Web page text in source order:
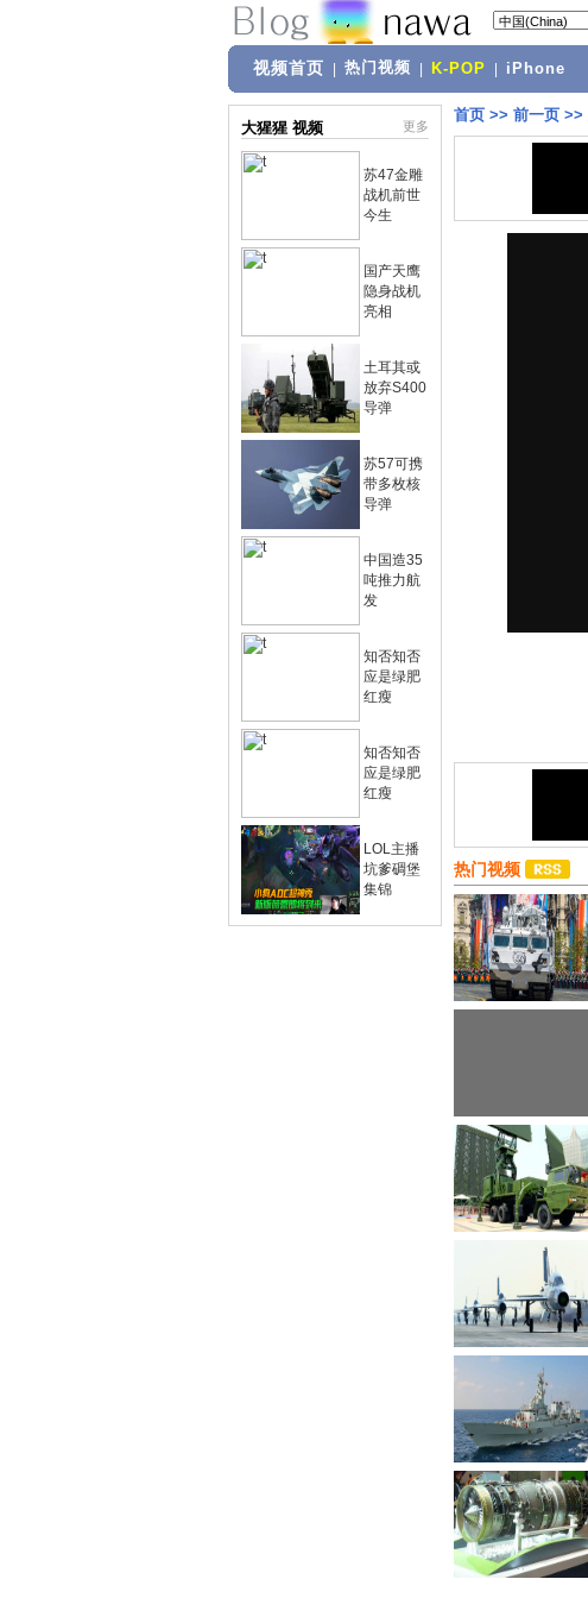
视频首页 热门视频 K-POP iPhone
大猩猩 视频 更多
苏47金雕
战机前世
今生
国产天鹰
隐身战机
亮相
土耳其或
放弃S400
导弹
苏57可携
带多枚核
导弹
中国造35
吨推力航
发
知否知否
应是绿肥
红瘦
知否知否
应是绿肥
红瘦
LOL主播
坑爹碉堡
集锦
首页 >> 前一页 >>
热门视频